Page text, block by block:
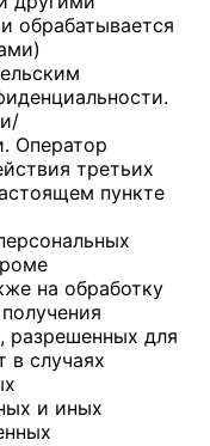
обрабатывается
Оператор
третьих
пункте
на обработку
разрешенных для
в случаях
и иных